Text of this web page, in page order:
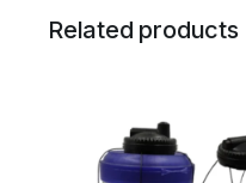
Related products